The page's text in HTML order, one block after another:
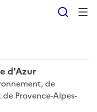
d'Azur
de
Provence-Alpes-